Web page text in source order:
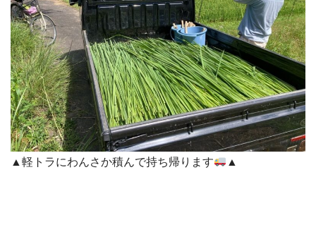
▲軽トラにわんさか積んで持ち帰ります ▲